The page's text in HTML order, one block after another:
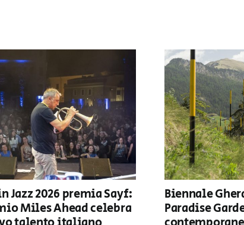
Jazz 2026 premia Sayf:
Miles Ahead celebra
Biennale
Paradise